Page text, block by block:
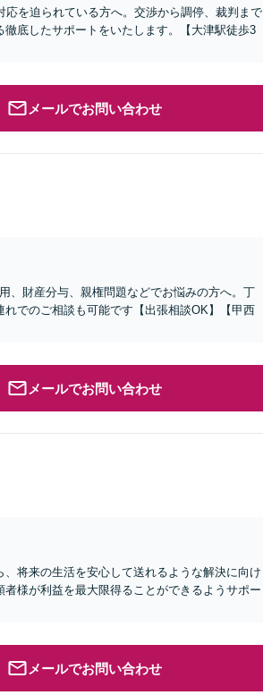
応を迫られている方へ。交渉から調停、裁判まで
底したサポートをいたします。【大津駅徒歩3
メールでお問い合わせ
、財産分与、親権問題などでお悩みの方へ。丁
でのご相談も可能です【出張相談OK】【甲西
メールでお問い合わせ
将来の生活を安心して送れるような解決に向け
様が利益を最大限得ることができるようサポー
メールでお問い合わせ